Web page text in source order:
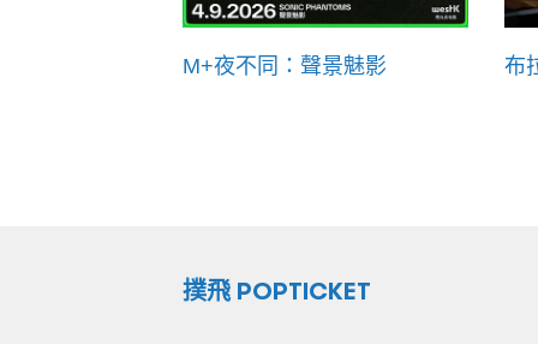
M+夜不同：聲景魅影 布
撲飛 POPTICKET